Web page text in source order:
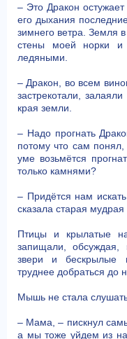
– Это Дракон
его дыхания
зимнего ветра. Земля
стены моей норки и
ледяными.
– Дракон, во всем
застрекотали,
края земли.
– Надо прогнать
потому что сам понял,
уме возьмётся
только камнями?
– Придётся нам
сказала старая мудрая
Птицы и крылатые
запищали, обсуждая,
звери и бескрылые
труднее добраться до
Мышь не стала
– Мама, – пискнул
а мы тоже уйдем из